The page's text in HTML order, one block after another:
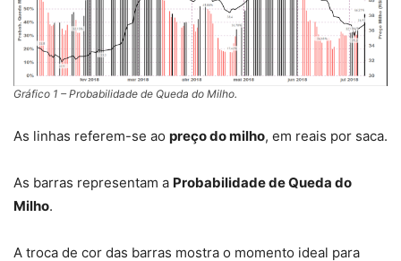
Gráfico 1 – Probabilidade de Queda do Milho.
As linhas referem-se ao preço do milho, em reais por saca.
As barras representam a Probabilidade de Queda do
Milho.
A troca de cor das barras mostra o momento ideal para